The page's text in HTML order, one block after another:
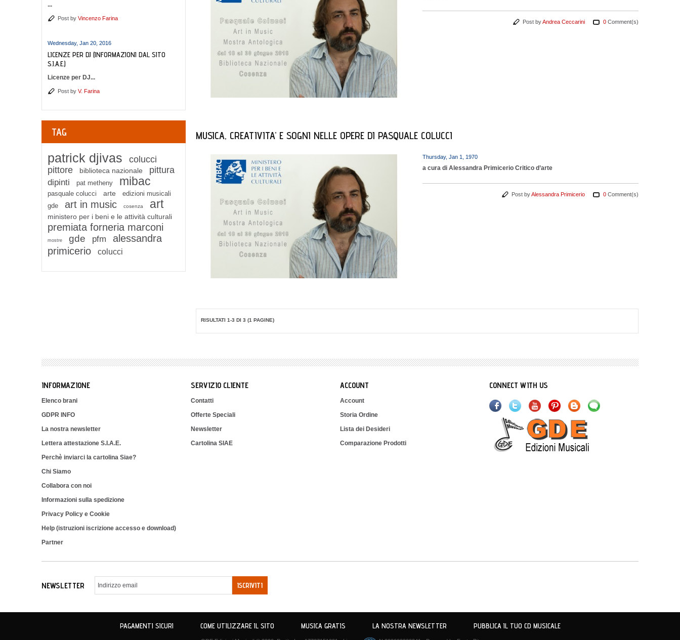
...
Post by Vincenzo Farina
Wednesday, Jan 20, 2016
LICENZE PER DJ (INFORMAZIONI DAL SITO
S.I.A.E.)
Licenze per DJ...
Post by V. Farina
TAG
patrick djivas
colucci
pittore
biblioteca nazionale pittura
dipinti pat metheny mibac
pasquale colucci arte
edizioni musicali
gde
art in music cosenza art
ministero per i beni e le attività culturali
premiata forneria marconi
mostre gde pfm
alessandra
primicerio
colucci
Post byAndrea Ceccarini 0 Comment(s)
MUSICA, CREATIVITA’ E SOGNI NELLE OPERE DI PASQUALE COLUCCI
Thursday, Jan 1, 1970
a cura di Alessandra Primicerio Critico d’arte
Post byAlessandra Primicerio 0 Comment(s)
RISULTATI 1-3 DI 3 (1 PAGINE)
INFORMAZIONE
Elenco brani
GDPR INFO
La nostra newsletter
Lettera attestazione S.I.A.E.
Perchè inviarci la cartolina Siae?
Chi Siamo
Collabora con noi
Informazioni sulla spedizione
Privacy Policy e Cookie
Help (istruzioni iscrizione accesso e download)
Partner
SERVIZIO CLIENTE
Contatti
Offerte Speciali
Newsletter
Cartolina SIAE
ACCOUNT
Account
Storia Ordine
Lista dei Desideri
Comparazione Prodotti
CONNECT WITH US
NEWSLETTER ISCRIVITI
PAGAMENTI SICURI COME UTILIZZARE IL SITO MUSICA GRATIS LA NOSTRA NEWSLETTER PUBBLICA IL TUO CD MUSICALE